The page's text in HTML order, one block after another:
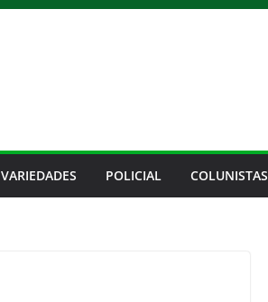
VARIEDADES POLICIAL COLUNISTAS